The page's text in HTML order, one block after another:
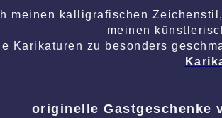
meinen kalligrafischen
meinen
Karikaturen zu besonders
originelle Gastgeschenke